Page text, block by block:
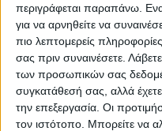
περιγράφεται παραπάνω.
για να αρνηθείτε να
πιο λεπτομερείς
σας πριν συναινέσετε.
των προσωπικών σας
συγκατάθεσή σας, αλλά
την επεξεργασία. Οι
τον ιστότοπο. Μπορείτε να